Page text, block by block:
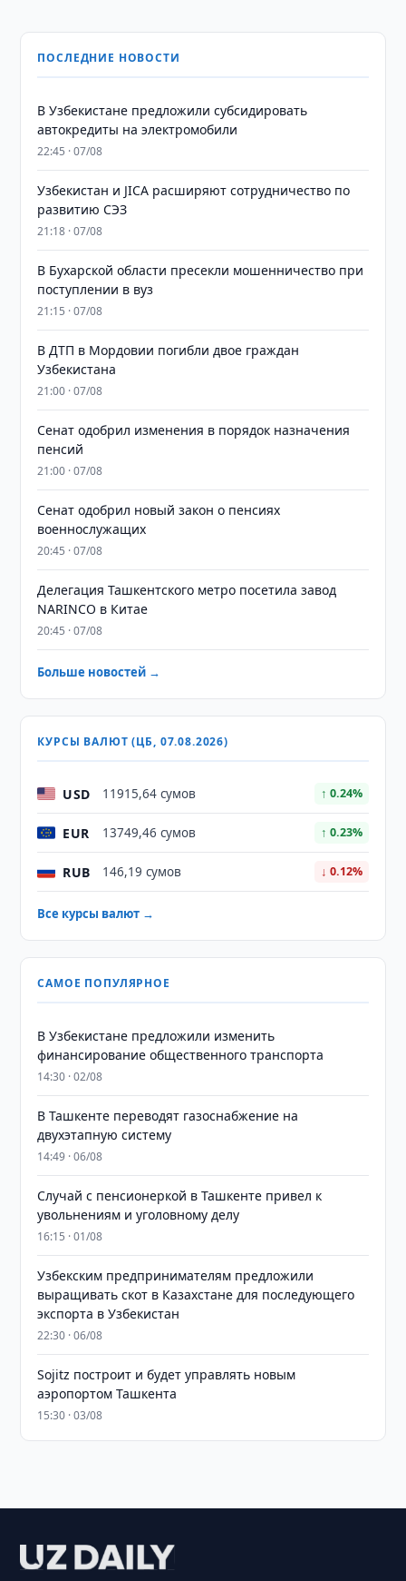
ПОСЛЕДНИЕ НОВОСТИ
В Узбекистане предложили субсидировать
автокредиты на электромобили
22:45 · 07/08
Узбекистан и JICA расширяют сотрудничество по
развитию СЭЗ
21:18 · 07/08
В Бухарской области пресекли мошенничество при
поступлении в вуз
21:15 · 07/08
В ДТП в Мордовии погибли двое граждан
Узбекистана
21:00 · 07/08
Сенат одобрил изменения в порядок назначения
пенсий
21:00 · 07/08
Сенат одобрил новый закон о пенсиях
военнослужащих
20:45 · 07/08
Делегация Ташкентского метро посетила завод
NARINCO в Китае
20:45 · 07/08
Больше новостей →
КУРСЫ ВАЛЮТ (ЦБ, 07.08.2026)
USD 11915,64 сумов ↑ 0.24%
EUR 13749,46 сумов ↑ 0.23%
RUB 146,19 сумов ↓ 0.12%
Все курсы валют →
САМОЕ ПОПУЛЯРНОЕ
В Узбекистане предложили изменить
финансирование общественного транспорта
14:30 · 02/08
В Ташкенте переводят газоснабжение на
двухэтапную систему
14:49 · 06/08
Случай с пенсионеркой в Ташкенте привел к
увольнениям и уголовному делу
16:15 · 01/08
Узбекским предпринимателям предложили
выращивать скот в Казахстане для последующего
экспорта в Узбекистан
22:30 · 06/08
Sojitz построит и будет управлять новым
аэропортом Ташкента
15:30 · 03/08